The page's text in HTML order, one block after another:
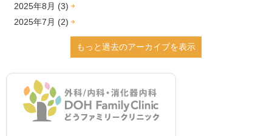
2025年8月 (3)
2025年7月 (2)
2024年9月 (2)
2024年8月 (2)
2024年7月 (1)
もっと過去のアーカイブを表示